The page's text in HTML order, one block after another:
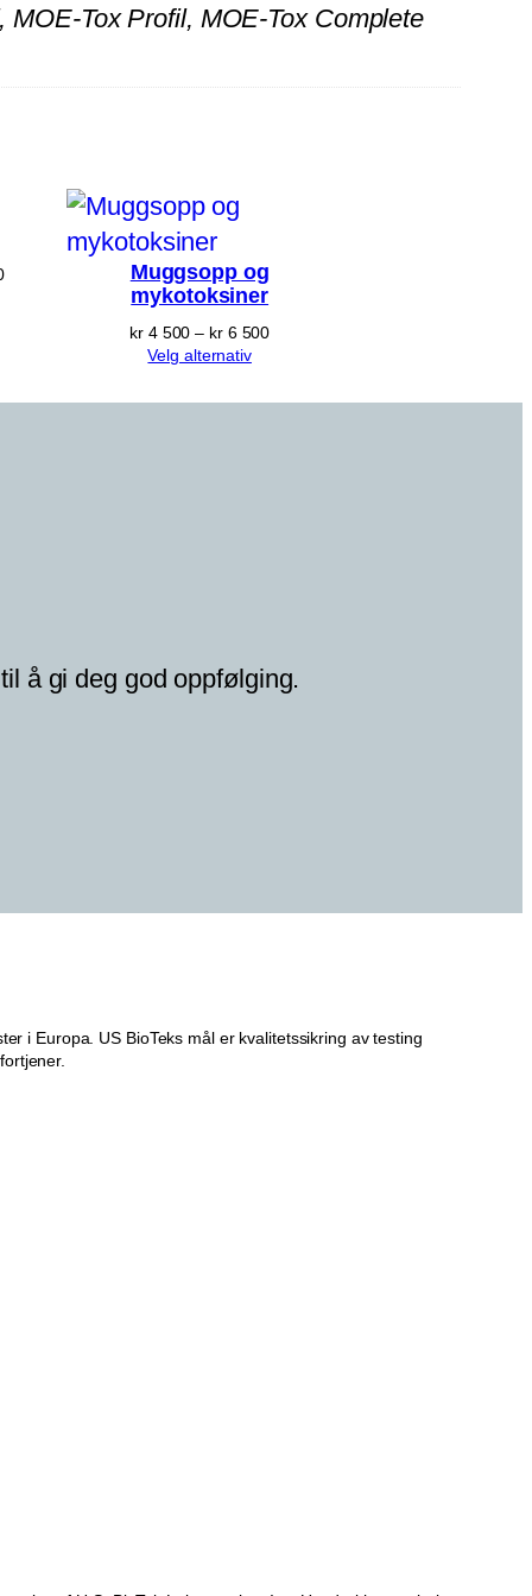
Tox Profil, MOE-Tox Complete
Prisområde:
Muggsopp og
mykotoksiner
kr4 500 – kr6 500Prisområde:
kr 6 500
Velg alternativ
å gi deg god oppfølging.
i Europa. US BioTeks mål er kvalitetssikring av testing